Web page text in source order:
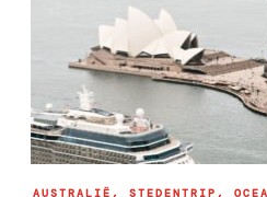
AUSTRALIË ,STEDENTRIP ,